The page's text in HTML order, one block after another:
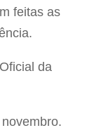
feitas as
da